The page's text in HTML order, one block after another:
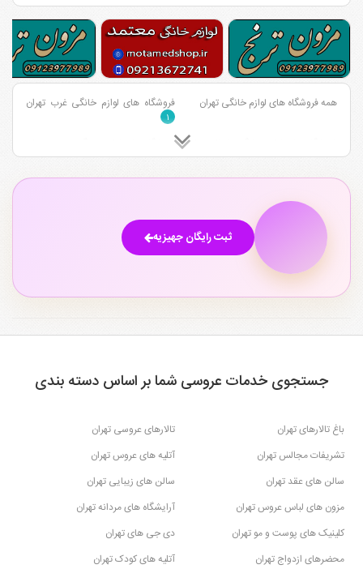
همه فروشگاه های لوازم خانگی تهران فروشگاه های لوازم خانگی غرب تهران
۱
فروشگاه های لوازم خانگی شمال تهران
۲
فروشگاه های لوازم خانگی جنوب تهران
۲
ثبت رایگان جهیزیه
جستجوی خدمات عروسی شما بر اساس دسته بندی
باغ تالارهای تهران
تالارهای عروسی تهران
تشریفات مجالس تهران
آتلیه های عروس تهران
سالن های عقد تهران
سالن های زیبایی تهران
مزون های لباس عروس تهران
آرایشگاه های مردانه تهران
کلینیک های پوست و مو تهران
دی جی های تهران
محضرهای ازدواج تهران
آتلیه های کودک تهران